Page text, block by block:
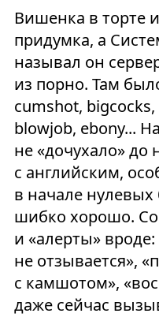
Вишенка в торте
придумка, а
называл он
из порно. Там
cumshot,
blowjob, ebony...
не «дочухало» до
с английским,
в начале
шибко хорошо.
и «алерты»
не отзывается»,
с камшотом»,
даже сейчас